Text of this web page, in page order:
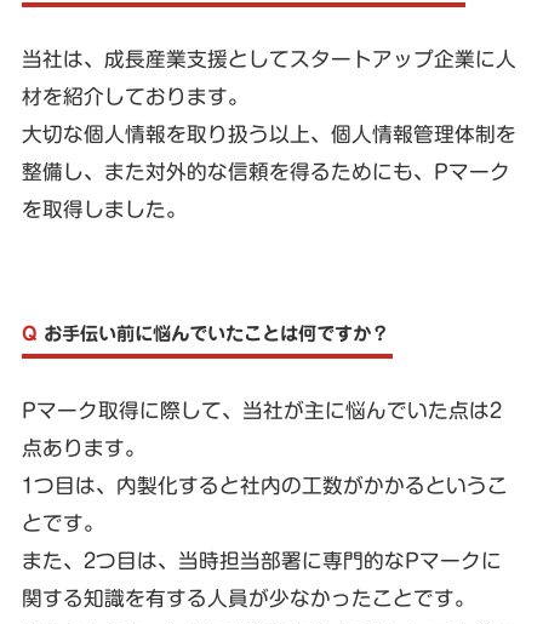
当社は、成長産業支援としてスタートアップ企業に人
材を紹介しております。
大切な個人情報を取り扱う以上、個人情報管理体制を
整備し、また対外的な信頼を得るためにも、Pマーク
を取得しました。
Q お手伝い前に悩んでいたことは何ですか？
Pマーク取得に際して、当社が主に悩んでいた点は2
点あります。
1つ目は、内製化すると社内の工数がかかるというこ
とです。
また、2つ目は、当時担当部署に専門的なPマークに
関する知識を有する人員が少なかったことです。